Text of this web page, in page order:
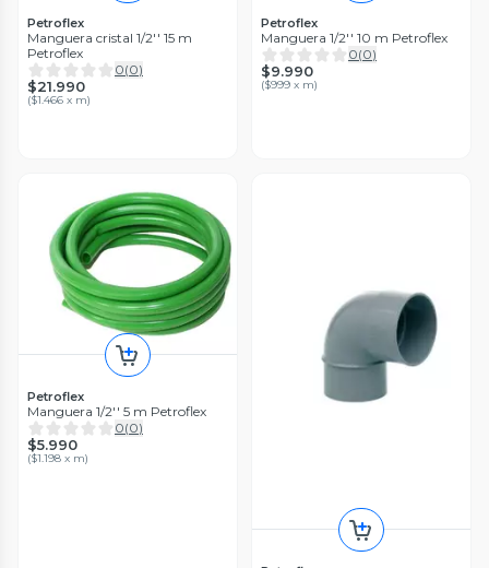
Petroflex
Manguera cristal 1/2'' 15 m
Petroflex
0(0)
$21.990
($1.466 x m)
Petroflex
Manguera 1/2'' 10 m Petroflex
0(0)
$9.990
($999 x m)
Petroflex
Manguera 1/2'' 5 m Petroflex
0(0)
$5.990
($1.198 x m)